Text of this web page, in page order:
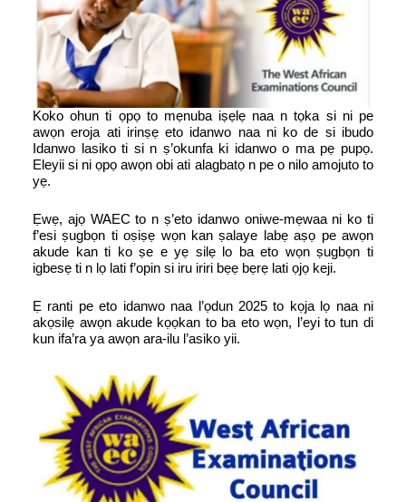
Koko ohun ti ọpọ to mẹnuba iṣẹlẹ naa n tọka si ni pe
awọn eroja ati irinṣẹ eto idanwo naa ni ko de si ibudo
Idanwo lasiko ti si n ṣ’okunfa ki idanwo o ma pẹ pupọ.
Eleyii si ni ọpọ awọn obi ati alagbatọ n pe o nilo amojuto to
yẹ.
Ẹwẹ, ajọ WAEC to n ṣ’eto idanwo oniwe-mẹwaa ni ko ti
f’esi ṣugbọn ti oṣiṣẹ wọn kan ṣalaye labẹ aṣọ pe awọn
akude kan ti ko ṣe e yẹ silẹ lo ba eto wọn ṣugbọn ti
igbesẹ ti n lọ lati f’opin si iru iriri bẹẹ bẹrẹ lati ọjọ keji.
Ẹ ranti pe eto idanwo naa l’ọdun 2025 to kọja lọ naa ni
akọsilẹ awọn akude kọọkan to ba eto wọn, l’eyi to tun di
kun ifa’ra ya awọn ara-ilu l’asiko yii.